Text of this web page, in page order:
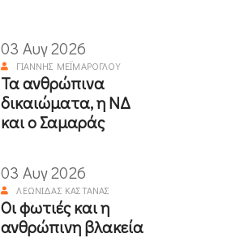
03 Αυγ 2026
ΓΙΆΝΝΗΣ ΜΕΪΜΆΡΟΓΛΟΥ
Τα ανθρώπινα
δικαιώματα, η ΝΔ
και ο Σαμαράς
03 Αυγ 2026
ΛΕΩΝΊΔΑΣ ΚΑΣΤΑΝΆΣ
Οι φωτιές και η
ανθρώπινη βλακεία